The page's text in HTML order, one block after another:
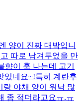
양이 진짜 대박입니
따로 남겨두었을 만
이 훅 나는데 고기
있네요~!특히 계란후
랑 야채 양이 워낙 많
좀 적더라고요ㅠ.ㅠ